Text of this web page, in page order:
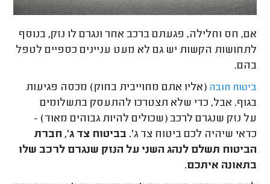
אם, חס וחלילה, פגעתם ברכב אחר ונגרם לו נזק, בנוסף
לתחושות הקשות יש גם לא מעט עניינים כספיים לטפל
בהם.
ביטוח חובה (אליו אתם מחוייבית בחוק) מכסה פגיעות
בגוף. אבל, כדי שלא תצטרכו להתעסק בתשלומים
על נזק שנגרם לרכב (שכולים להיות גבוהים מאוד) -
כדאי שיהיה לכם ביטוח צד ג'. בביטוח צד ג', חברת
הביטוח תשלם לנהג השני על הנזק שנגרם לרכב שלו
בתאונה איתכם.